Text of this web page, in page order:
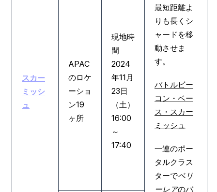
スカー
ミッシ
ュ
最短距離よ
りも長くシ
ャードを移
動させま
す。
バトルビー
コン・ベー
ス・スカー
ミッシュ
一連のポー
タルクラス
ターでベリ
ーレアのバ
APAC
のロケ
ーショ
ン19
ヶ所
現地時
間
2024
年11月
23日
（土）
16:00
～
17:40